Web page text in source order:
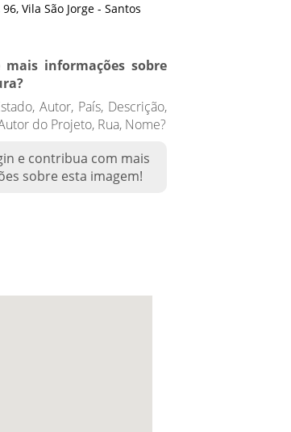
Vila São Jorge - Santos
mais informações sobre
Autor, País, Descrição,
do Projeto, Rua, Nome?
e contribua com mais
sobre esta imagem!